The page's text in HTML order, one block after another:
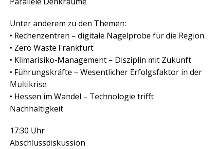
Unter anderem zu den Themen:
• Rechenzentren – digitale Nagelprobe für die Region
• Zero Waste Frankfurt
• Klimarisiko-Management – Disziplin mit Zukunft
• Führungskräfte – Wesentlicher Erfolgsfaktor in der
Multikrise
• Hessen im Wandel – Technologie trifft
Nachhaltigkeit
17:30 Uhr
Abschlussdiskussion